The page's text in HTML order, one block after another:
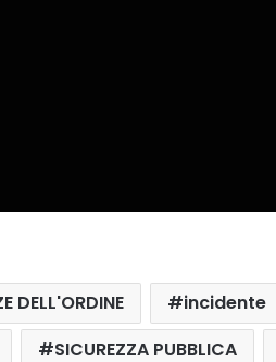
DELL'ORDINE incidente
SICUREZZA PUBBLICA